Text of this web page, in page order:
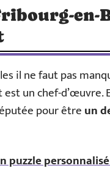
en-
il ne faut pas
un chef-d’œuvre.
pour êtreun
puzzle